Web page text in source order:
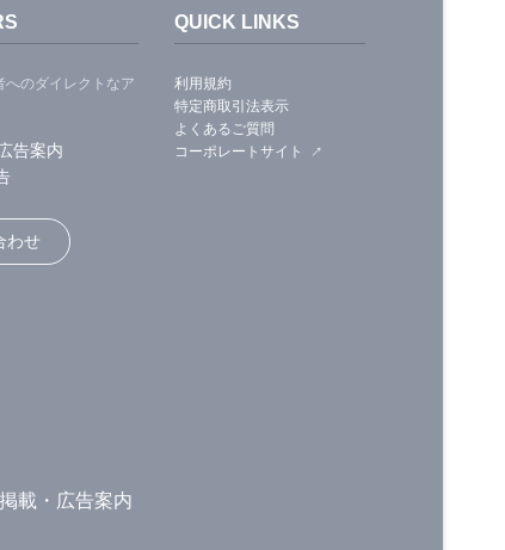
のダイレクトなア
告案内
わせ
QUICK LINKS
利用規約
特定商取引法表示
よくあるご質問
コーポレートサイト
載・広告案内